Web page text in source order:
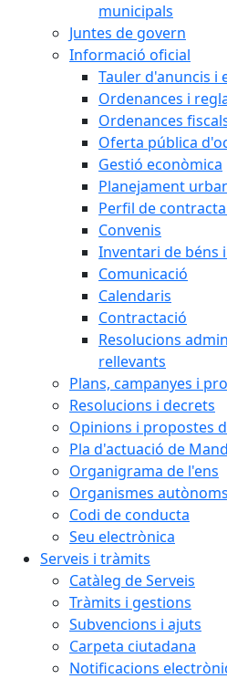
municipals
Juntes de govern
Informació oficial
Tauler d'anuncis i
Ordenances i
Ordenances
Oferta pública
Gestió econòmica
Planejament
Perfil de
Convenis
Inventari de béns
Comunicació
Calendaris
Contractació
Resolucions
rellevants
Plans, campanyes i
Resolucions i decrets
Opinions i propostes
Pla d'actuació de
Organigrama de l'ens
Organismes autònoms
Codi de conducta
Seu electrònica
Serveis i tràmits
Catàleg de Serveis
Tràmits i gestions
Subvencions i ajuts
Carpeta ciutadana
Notificacions